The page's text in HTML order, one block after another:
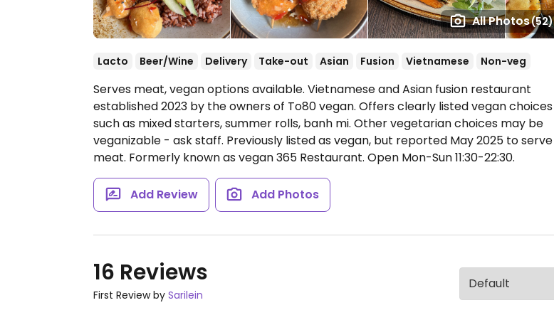
All Photos(52)
Lacto Beer/Wine Delivery Take-out Asian Fusion Vietnamese Non-veg
Serves meat, vegan options available. Vietnamese and Asian fusion restaurant
established 2023 by the owners of To80 vegan. Offers clearly listed vegan choices
such as mixed starters, summer rolls, banh mi. Other vegetarian choices may be
veganizable - ask staff. Previously listed as vegan, but reported May 2025 to serve
meat. Formerly known as vegan 365 Restaurant. Open Mon-Sun 11:30-22:30.
Add Review Add Photos
16 Reviews
First Review by Sarilein